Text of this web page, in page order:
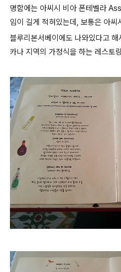
명함에는 아씨시 비아 폰테벨라
임이 길게 적혀있는데, 보통은 아
블루리본서베이에도 나와있다고
카나 지역의 가정식을 하는 레스토